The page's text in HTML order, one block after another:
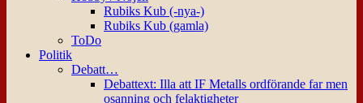
Rubiks Kub (-nya-)
Rubiks Kub (gamla)
ToDo
Politik
Debatt…
Debattext: Illa att IF Metalls ordförande far men
osanning och felaktigheter